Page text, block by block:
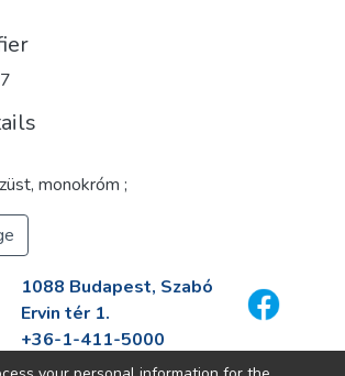
monokróm ;
1088 Budapest, Szabó
Ervin tér 1.
+36-1-411-5000
info@fszek.hu